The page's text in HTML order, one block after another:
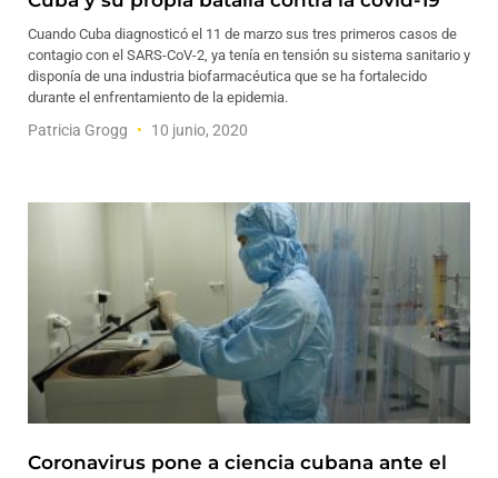
Cuando Cuba diagnosticó el 11 de marzo sus tres primeros casos de
contagio con el SARS-CoV-2, ya tenía en tensión su sistema sanitario y
disponía de una industria biofarmacéutica que se ha fortalecido
durante el enfrentamiento de la epidemia.
Patricia Grogg 10 junio, 2020
Coronavirus pone a ciencia cubana ante el